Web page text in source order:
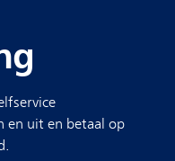
en uit en betaal op